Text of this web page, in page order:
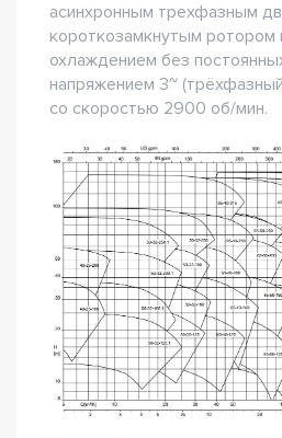
асинхронным трехфазным
короткозамкнутым ротором
охлаждением без
напряжением 3~
со скоростью 2900 об/мин.